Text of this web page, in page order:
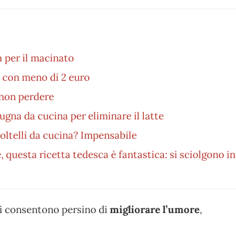
per il macinato
meno di 2 euro
perdere
da cucina per eliminare il latte
da cucina? Impensabile
questa ricetta tedesca è fantastica: si sciolgono in
consentono persino dimigliorare l’umore,